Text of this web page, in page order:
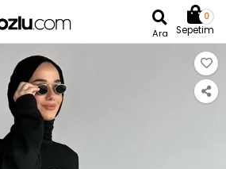
Ara
0
Sepetim